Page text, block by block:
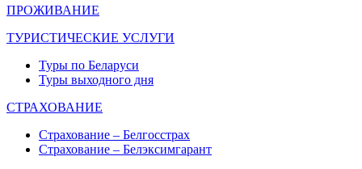
ПРОЖИВАНИЕ
ТУРИСТИЧЕСКИЕ УСЛУГИ
Туры по Беларуси
Туры выходного дня
СТРАХОВАНИЕ
Страхование – Белгосстрах
Страхование – Белэксимгарант